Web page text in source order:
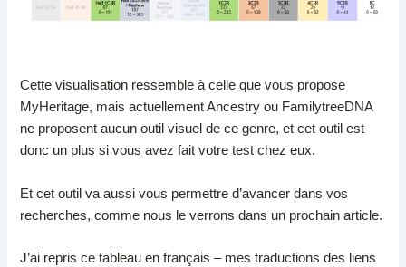
Cette visualisation ressemble à celle que vous propose
MyHeritage, mais actuellement Ancestry ou FamilytreeDNA
ne proposent aucun outil visuel de ce genre, et cet outil est
donc un plus si vous avez fait votre test chez eux.
Et cet outil va aussi vous permettre d’avancer dans vos
recherches, comme nous le verrons dans un prochain article.
J’ai repris ce tableau en français – mes traductions des liens